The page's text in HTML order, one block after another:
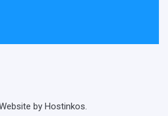
by Hostinkos.